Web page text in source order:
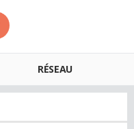
RÉSEAU